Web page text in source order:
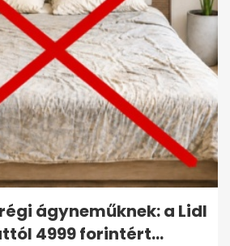
ágyneműknek: a Lidl
4999 forintért...